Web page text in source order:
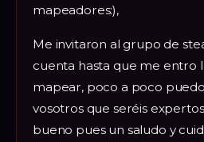
mapeadores:),
Me invitaron al grupo de
cuenta hasta que me entro
mapear, poco a poco
vosotros que seréis
bueno pues un saludo y